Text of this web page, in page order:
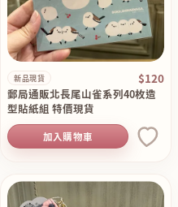
新品現貨 $120
郵局通販北長尾山雀系列40枚造
型貼紙組 特價現貨
加入購物車